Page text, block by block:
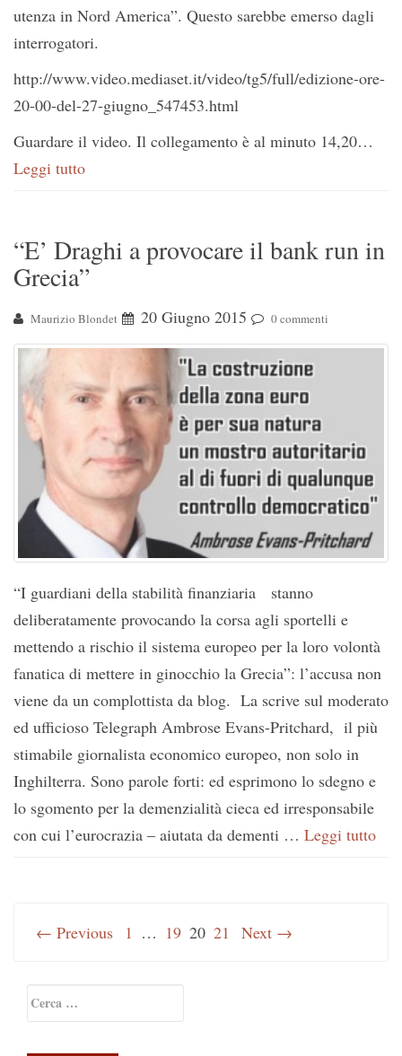
utenza in Nord America”. Questo sarebbe emerso dagli
interrogatori.
http://www.video.mediaset.it/video/tg5/full/edizione-ore-
20-00-del-27-giugno_547453.html
Guardare il video. Il collegamento è al minuto 14,20…
Leggi tutto
“E’ Draghi a provocare il bank run in
Grecia”
Maurizio Blondet 20 Giugno 2015 0 commenti
“I guardiani della stabilità finanziaria stanno
deliberatamente provocando la corsa agli sportelli e
mettendo a rischio il sistema europeo per la loro volontà
fanatica di mettere in ginocchio la Grecia”: l’accusa non
viene da un complottista da blog. La scrive sul moderato
ed ufficioso Telegraph Ambrose Evans-Pritchard, il più
stimabile giornalista economico europeo, non solo in
Inghilterra. Sono parole forti: ed esprimono lo sdegno e
lo sgomento per la demenzialità cieca ed irresponsabile
con cui l’eurocrazia – aiutata da dementi … Leggi tutto
← Previous 1 … 19 20 21 Next →
Sidebar